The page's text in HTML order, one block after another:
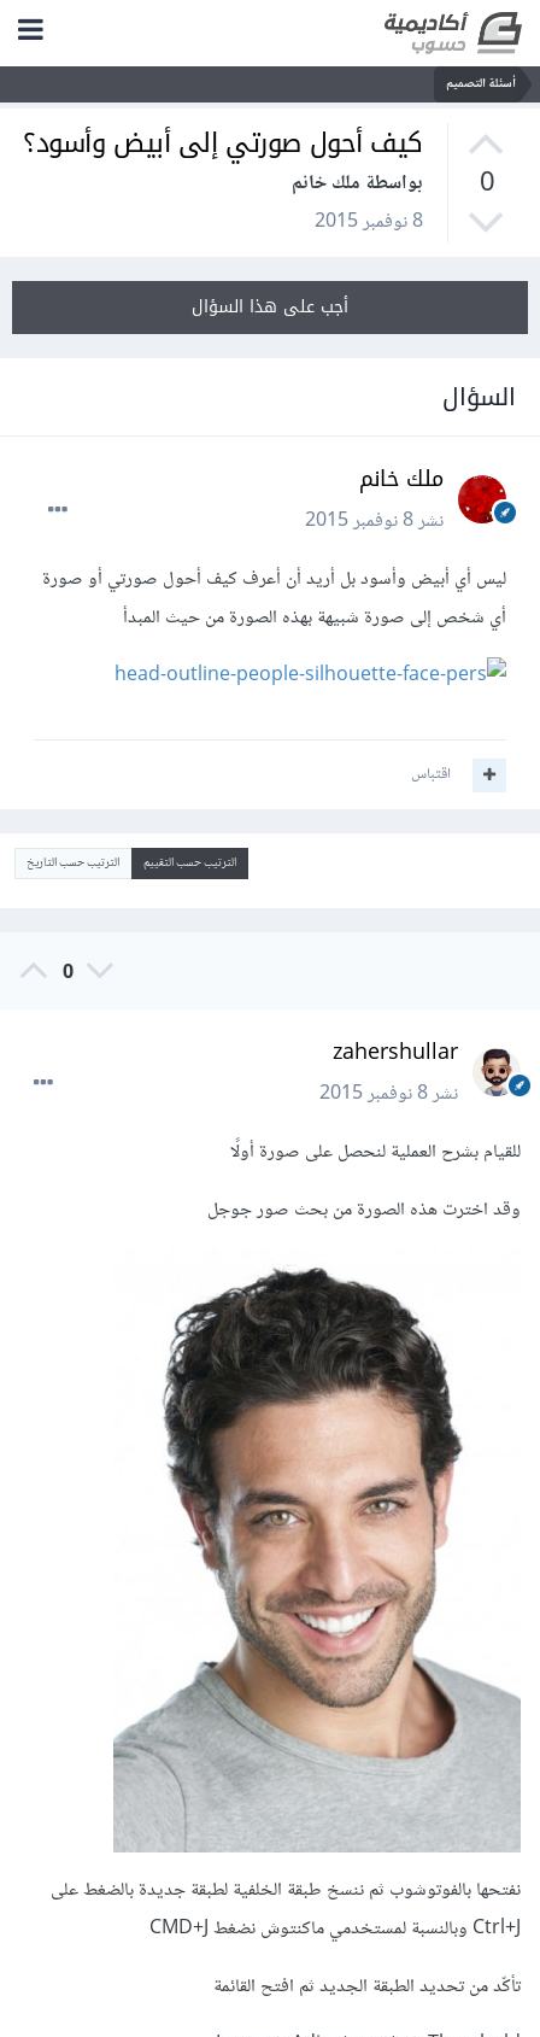
أسئلة التصميم
0
كيف أحول صورتي إلى أبيض وأسود؟
بواسطة ملك خانم
8 نوفمبر 2015
أجب على هذا السؤال
السؤال
ملك خانم
نشر8 نوفمبر 2015
ليس أي أبيض وأسود بل أريد أن أعرف كيف أحول صورتي أو صورة
أي شخص إلى صورة شبيهة بهذه الصورة من حيث المبدأ
اقتباس
الترتيب حسب التقييم الترتيب حسب التاريخ
0
zahershullar
نشر8 نوفمبر 2015
للقيام بشرح العملية لنحصل على صورة أولًا
وقد اخترت هذه الصورة من بحث صور جوجل
نفتحها بالفوتوشوب ثم ننسخ طبقة الخلفية لطبقة جديدة بالضغط على
Ctrl+J وبالنسبة لمستخدمي ماكنتوش نضغط CMD+J
تأكّد من تحديد الطبقة الجديد ثم افتح القائمة